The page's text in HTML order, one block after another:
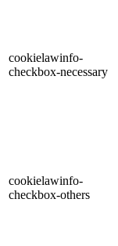
cookielawinfo-
checkbox-necessary
cookielawinfo-
checkbox-others